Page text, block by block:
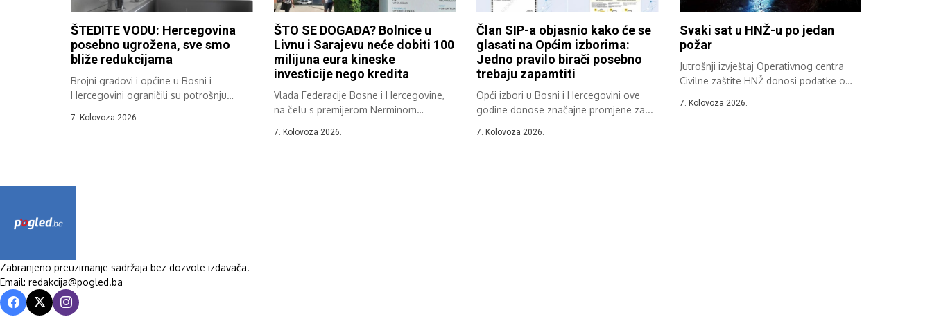
ŠTEDITE VODU: Hercegovina
posebno ugrožena, sve smo
bliže redukcijama
Brojni gradovi i općine u Bosni i
Hercegovini ograničili su potrošnju
7. Kolovoza 2026.
ŠTO SE DOGAĐA? Bolnice u
Livnu i Sarajevu neće dobiti 100
milijuna eura kineske
investicije nego kredita
Vlada Federacije Bosne i Hercegovine,
na čelu s premijerom Nerminom
7. Kolovoza 2026.
Član SIP-a objasnio kako će se
glasati na Općim izborima:
Jedno pravilo birači posebno
trebaju zapamtiti
Opći izbori u Bosni i Hercegovini ove
godine donose značajne promjene za...
7. Kolovoza 2026.
Svaki sat u HNŽ-u po jedan
požar
Jutrošnji izvještaj Operativnog centra
Civilne zaštite HNŽ donosi podatke o
7. Kolovoza 2026.
Zabranjeno preuzimanje sadržaja bez dozvole izdavača.
Email: redakcija@pogled.ba